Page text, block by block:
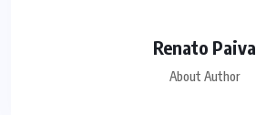
Renato Paiva
About Author